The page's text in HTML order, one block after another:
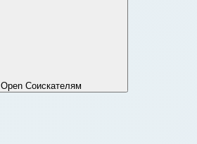
Open Соискателям